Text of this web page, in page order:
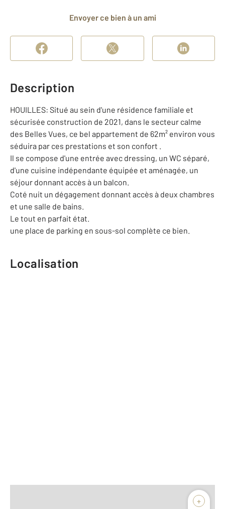
Envoyer ce bien à un ami
Description
HOUILLES: Situé au sein d'une résidence familiale et
sécurisée construction de 2021, dans le secteur calme
des Belles Vues, ce bel appartement de 62m² environ vous
séduira par ces prestations et son confort .
Il se compose d'une entrée avec dressing, un WC séparé,
d'une cuisine indépendante équipée et aménagée, un
séjour donnant accès à un balcon.
Coté nuit un dégagement donnant accès à deux chambres
et une salle de bains.
Le tout en parfait état.
une place de parking en sous-sol complète ce bien.
Localisation
+